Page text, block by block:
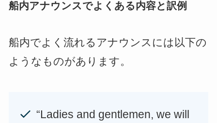
船内アナウンスでよくある内容と訳例
船内でよく流れるアナウンスには以下の
ようなものがあります。
“Ladies and gentlemen, we will